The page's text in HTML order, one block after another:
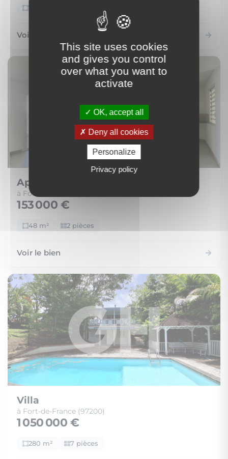
Voir le bien
Appartement
à Fort-de-France (97200)
153 000 €
48 m² 2 pièces
Voir le bien
Villa
à Fort-de-France (97200)
1 050 000 €
280 m² 7 pièces
This site uses cookies
and gives you control
over what you want to
activate
OK, accept all
Deny all cookies
Personalize
Privacy policy